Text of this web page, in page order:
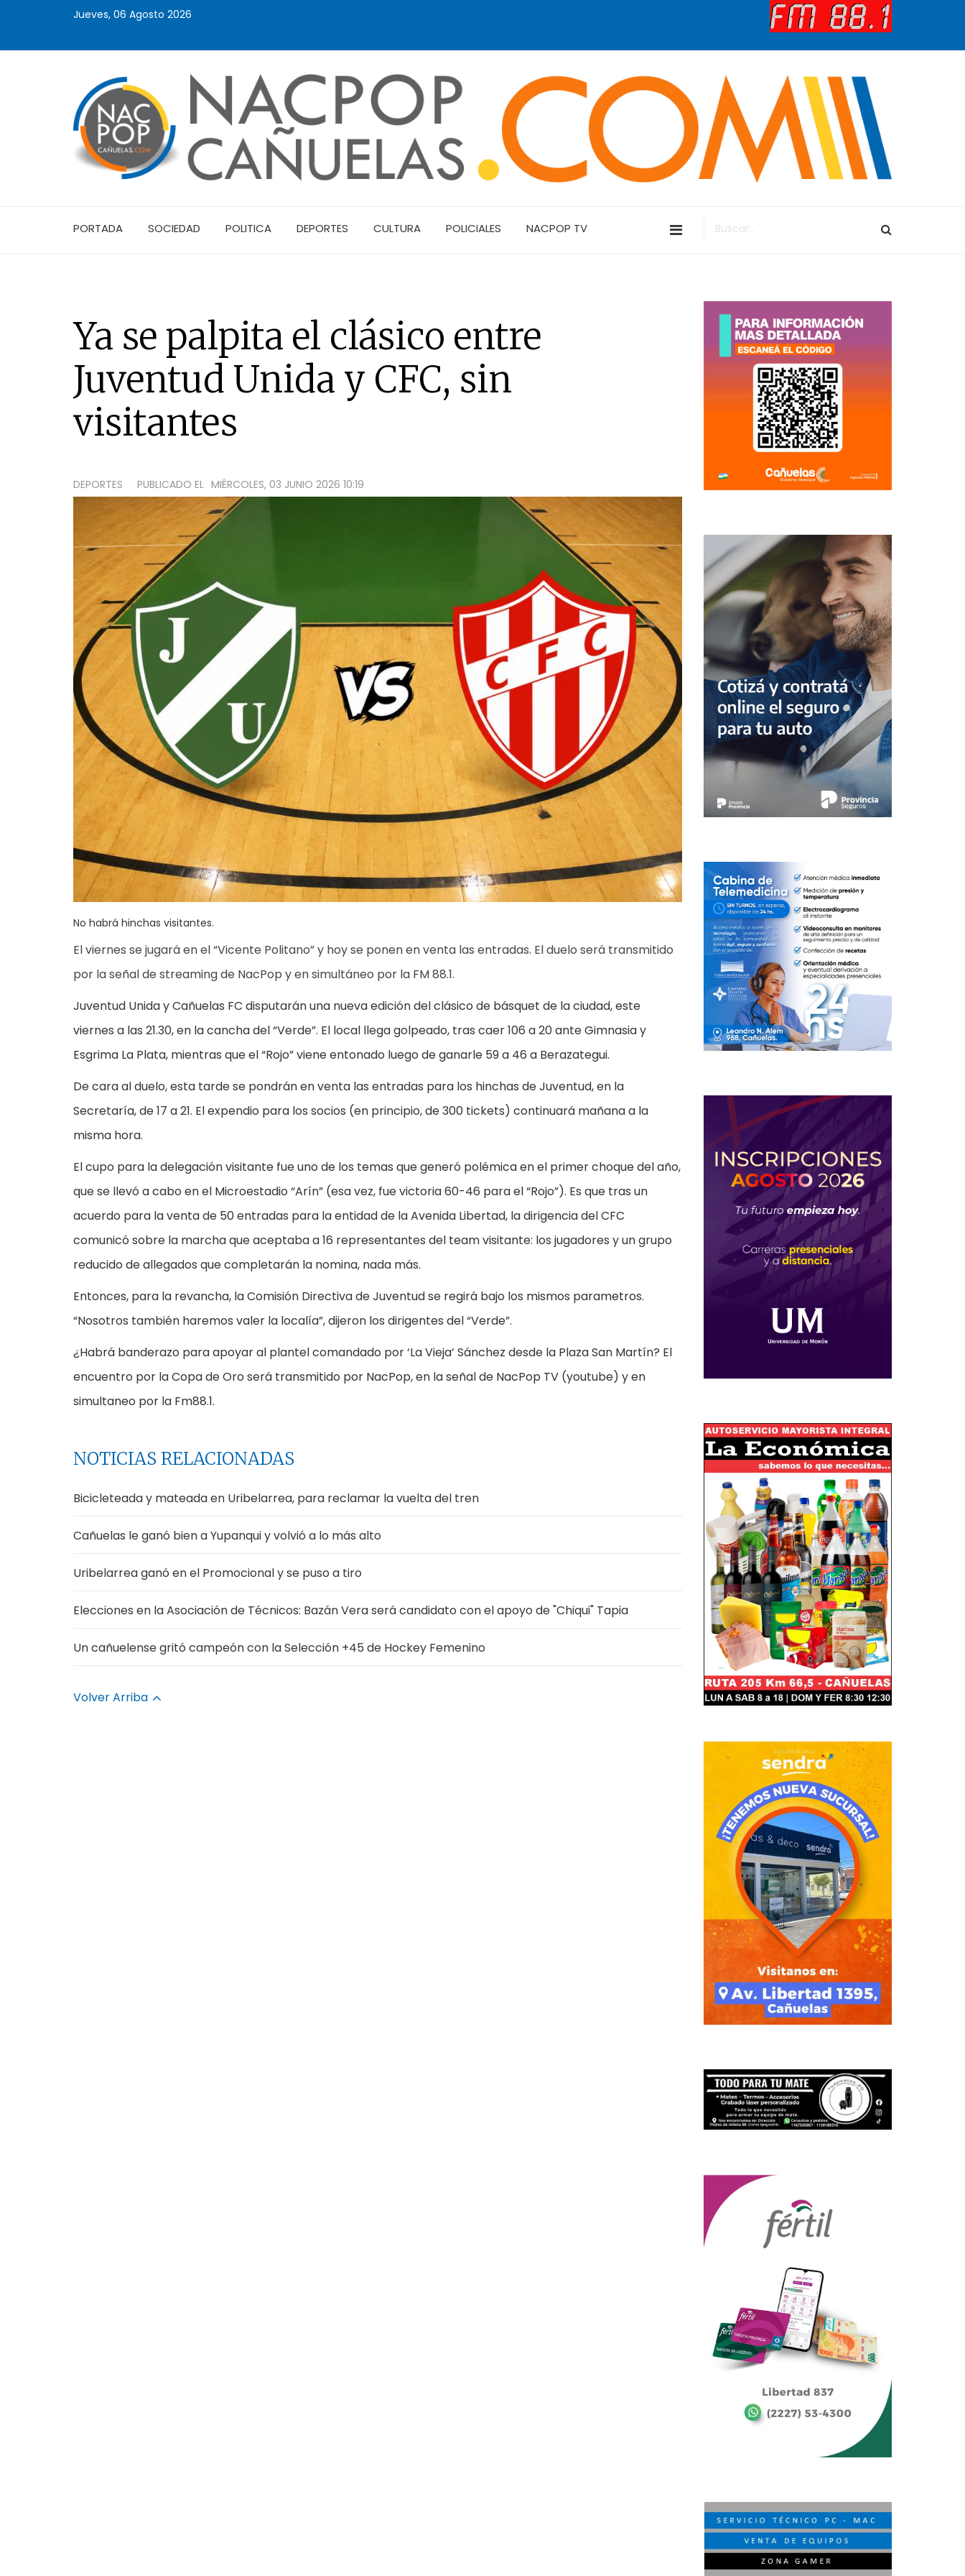
Jueves, 06 Agosto 2026
PORTADA SOCIEDAD POLITICA DEPORTES CULTURA POLICIALES NACPOP TV
Ya se palpita el clásico entre
Juventud Unida y CFC, sin
visitantes
DEPORTES PUBLICADO EL MIÉRCOLES, 03 JUNIO 2026 10:19
No habrá hinchas visitantes.
El viernes se jugará en el “Vicente Politano” y hoy se ponen en venta las entradas. El duelo será transmitido
por la señal de streaming de NacPop y en simultáneo por la FM 88.1.
Juventud Unida y Cañuelas FC disputarán una nueva edición del clásico de básquet de la ciudad, este
viernes a las 21.30, en la cancha del “Verde”. El local llega golpeado, tras caer 106 a 20 ante Gimnasia y
Esgrima La Plata, mientras que el “Rojo” viene entonado luego de ganarle 59 a 46 a Berazategui.
De cara al duelo, esta tarde se pondrán en venta las entradas para los hinchas de Juventud, en la
Secretaría, de 17 a 21. El expendio para los socios (en principio, de 300 tickets) continuará mañana a la
misma hora.
El cupo para la delegación visitante fue uno de los temas que generó polémica en el primer choque del año,
que se llevó a cabo en el Microestadio “Arín” (esa vez, fue victoria 60-46 para el “Rojo”). Es que tras un
acuerdo para la venta de 50 entradas para la entidad de la Avenida Libertad, la dirigencia del CFC
comunicó sobre la marcha que aceptaba a 16 representantes del team visitante: los jugadores y un grupo
reducido de allegados que completarán la nomina, nada más.
Entonces, para la revancha, la Comisión Directiva de Juventud se regirá bajo los mismos parametros.
“Nosotros también haremos valer la localía”, dijeron los dirigentes del “Verde”.
¿Habrá banderazo para apoyar al plantel comandado por ‘La Vieja’ Sánchez desde la Plaza San Martín? El
encuentro por la Copa de Oro será transmitido por NacPop, en la señal de NacPop TV (youtube) y en
simultaneo por la Fm88.1.
NOTICIAS RELACIONADAS
Bicicleteada y mateada en Uribelarrea, para reclamar la vuelta del tren
Cañuelas le ganó bien a Yupanqui y volvió a lo más alto
Uribelarrea ganó en el Promocional y se puso a tiro
Elecciones en la Asociación de Técnicos: Bazán Vera será candidato con el apoyo de "Chiqui" Tapia
Un cañuelense gritó campeón con la Selección +45 de Hockey Femenino
Volver Arriba